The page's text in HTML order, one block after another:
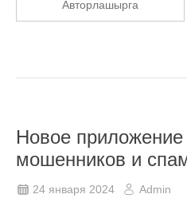
Авторлашырга
Новое
мошенников и
24 января 2024 Admin